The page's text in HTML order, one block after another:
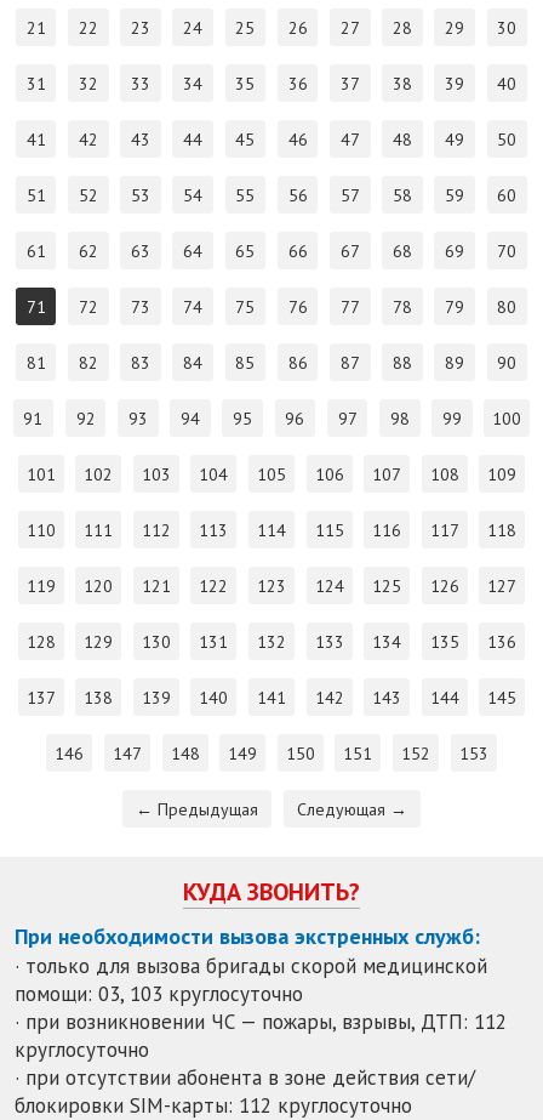
21 22 23 24 25 26 27 28 29 30
31 32 33 34 35 36 37 38 39 40
41 42 43 44 45 46 47 48 49 50
51 52 53 54 55 56 57 58 59 60
61 62 63 64 65 66 67 68 69 70
71 72 73 74 75 76 77 78 79 80
81 82 83 84 85 86 87 88 89 90
91 92 93 94 95 96 97 98 99 100
101 102 103 104 105 106 107 108 109
110 111 112 113 114 115 116 117 118
119 120 121 122 123 124 125 126 127
128 129 130 131 132 133 134 135 136
137 138 139 140 141 142 143 144 145
146 147 148 149 150 151 152 153
← Предыдущая Следующая →
КУДА ЗВОНИТЬ?
При необходимости вызова экстренных служб:
· только для вызова бригады скорой медицинской
помощи: 03, 103 круглосуточно
· при возникновении ЧС — пожары, взрывы, ДТП: 112
круглосуточно
· при отсутствии абонента в зоне действия сети/
блокировки SIM-карты: 112 круглосуточно